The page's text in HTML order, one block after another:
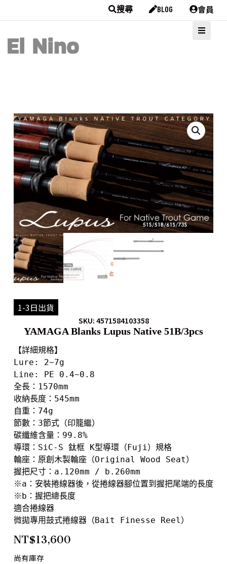
搜尋 BLOG 會員
1-3日出貨
SKU: 4571584103358
YAMAGA Blanks Lupus Native 51B/3pcs
【詳細規格】
Lure: 2~7g
Line: PE 0.4~0.8
全長：1570mm
收納長度：545mm
自重：74g
節數：3節式（印籠繼）
碳纖維含量：99.8%
導環：SiC-S 鈦框 K型導環（Fuji）規格
輪座：原創木製輪座（Original Wood Seat）
握把尺寸：a.120mm / b.260mm
※a：安裝捲線器後，從捲線器腳位置到握把尾端的長度
※b：握把總長度
適合捲線器
微拋專用鼓式捲線器（Bait Finesse Reel）
NT$13,600
尚有庫存